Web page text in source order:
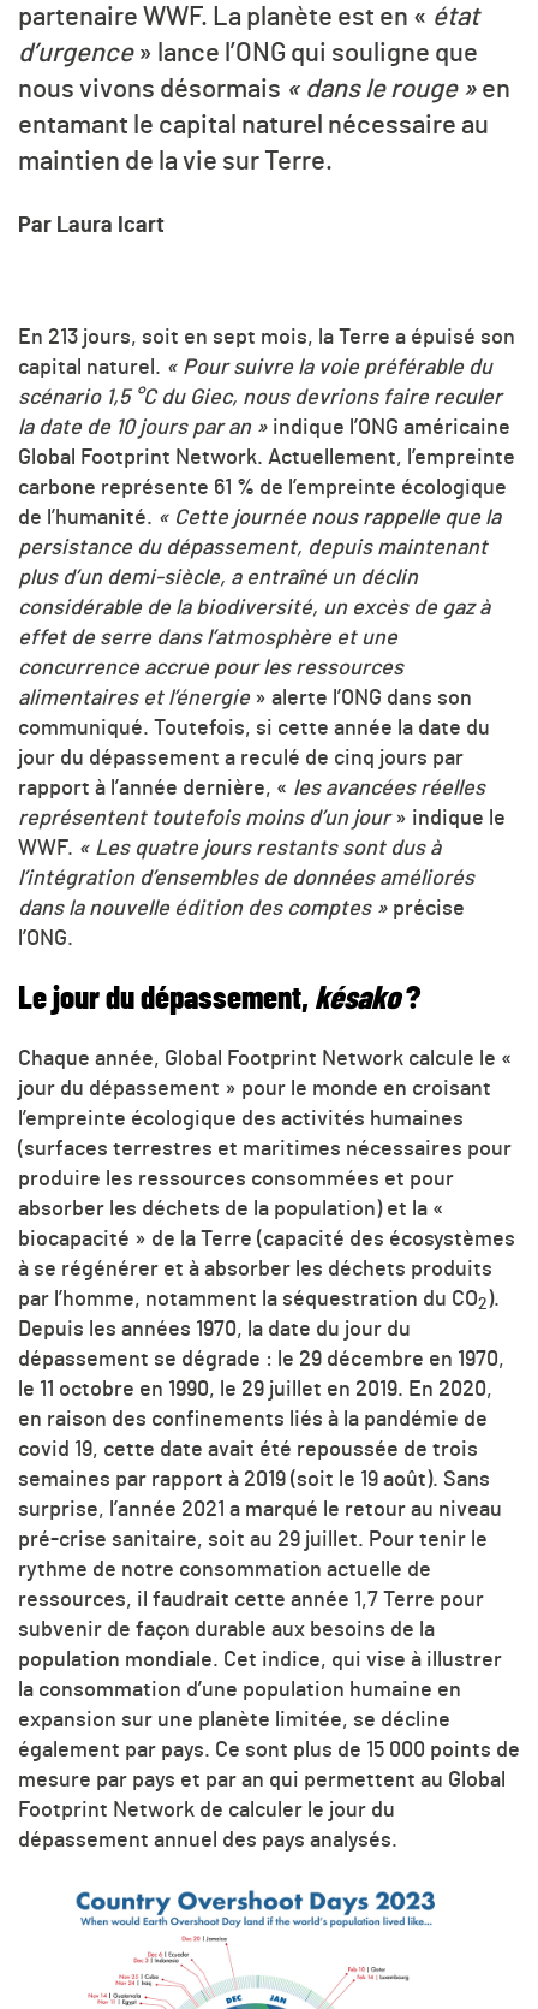
partenaire WWF. La planète est en « état
d’urgence» lance l’ONG qui souligne que
nous vivons désormais « dans le rouge » en
entamant le capital naturel nécessaire au
maintien de la vie sur Terre.
Par Laura Icart
En 213 jours, soit en sept mois, la Terre a épuisé son
capital naturel. « Pour suivre la voie préférable du
scénario 1,5 °C du Giec, nous devrions faire reculer
la date de 10 jours par an » indique l’ONG américaine
Global Footprint Network. Actuellement, l’empreinte
carbone représente 61 % de l’empreinte écologique
de l’humanité. « Cette journée nous rappelle que la
persistance du dépassement, depuis maintenant
plus d’un demi-siècle, a entraîné un déclin
considérable de la biodiversité, un excès de gaz à
effet de serre dans l’atmosphère et une
concurrence accrue pour les ressources
alimentaires et l’énergie » alerte l’ONG dans son
communiqué. Toutefois, si cette année la date du
jour du dépassement a reculé de cinq jours par
rapport à l’année dernière, « les avancées réelles
représentent toutefois moins d’un jour» indique le
WWF. « Les quatre jours restants sont dus à
l’intégration d’ensembles de données améliorés
dans la nouvelle édition des comptes » précise
l’ONG.
Le jour du dépassement, késako?
Chaque année, Global Footprint Network calcule le «
jour du dépassement » pour le monde en croisant
l’empreinte écologique des activités humaines
(surfaces terrestres et maritimes nécessaires pour
produire les ressources consommées et pour
absorber les déchets de la population) et la «
biocapacité » de la Terre (capacité des écosystèmes
à se régénérer et à absorber les déchets produits
par l’homme, notamment la séquestration du CO2 ).
Depuis les années 1970, la date du jour du
dépassement se dégrade : le 29 décembre en 1970,
le 11 octobre en 1990, le 29 juillet en 2019. En 2020,
en raison des confinements liés à la pandémie de
covid 19, cette date avait été repoussée de trois
semaines par rapport à 2019 (soit le 19 août). Sans
surprise, l’année 2021 a marqué le retour au niveau
pré-crise sanitaire, soit au 29 juillet. Pour tenir le
rythme de notre consommation actuelle de
ressources, il faudrait cette année 1,7 Terre pour
subvenir de façon durable aux besoins de la
population mondiale. Cet indice, qui vise à illustrer
la consommation d’une population humaine en
expansion sur une planète limitée, se décline
également par pays. Ce sont plus de 15 000 points de
mesure par pays et par an qui permettent au Global
Footprint Network de calculer le jour du
dépassement annuel des pays analysés.